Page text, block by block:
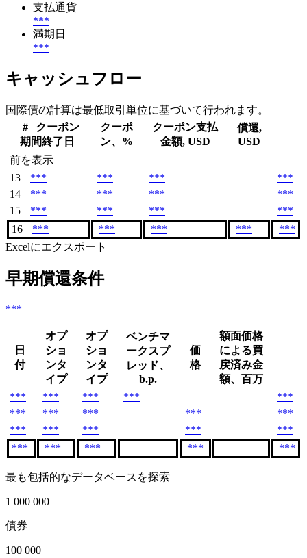
支払通貨
***
満期日
***
キャッシュフロー
国際債の計算は最低取引単位に基づいて行われます。
#
クーポン
期間終了日
クーポ
ン、%
クーポン支払
金額, USD
償還,
USD
前を表示
13
*** *** ***
***
14
*** *** ***
***
15
*** *** ***
***
16
*** *** *** ***
***
Excelにエクスポート
早期償還条件
***
日
付
オプ
ショ
ンタ
イプ
オプ
ショ
ンタ
イプ
ベンチマ
ークスプ
レッド、
b.p.
価
格
額面価格
による買
戻済み金
額、百万
***
*** *** ***
***
***
*** *** ***
***
***
*** *** ***
***
***
*** *** *** ***
最も包括的なデータベースを探索
1 000 000
債券
100 000